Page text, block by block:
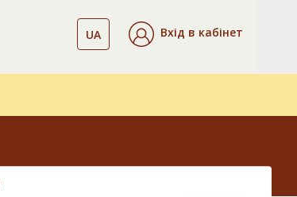
UA Вхід в кабінет